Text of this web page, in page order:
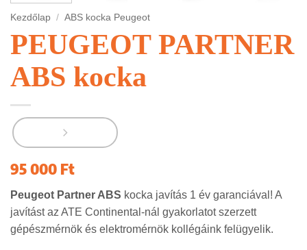
Kezdőlap / ABS kocka Peugeot
PEUGEOT PARTNER
ABS kocka
95 000 Ft
Peugeot Partner ABS kocka javítás 1 év garanciával! A
javítást az ATE Continental-nál gyakorlatot szerzett
gépészmérnök és elektromérnök kollégáink felügyelik.